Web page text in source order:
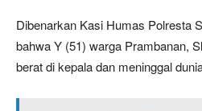
Dibenarkan Kasi Humas Polresta
bahwa Y (51) warga Prambanan,
berat di kepala dan meninggal